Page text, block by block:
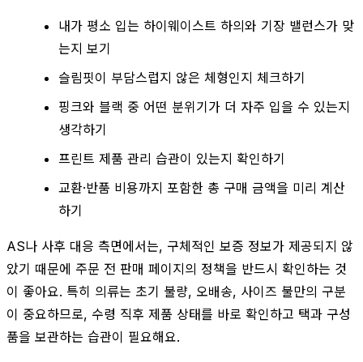
내가 평소 입는 하이웨이스트 하의와 기장 밸런스가 맞
는지 보기
슬림핏이 부담스럽지 않은 체형인지 체크하기
핑크와 블랙 중 어떤 분위기가 더 자주 입을 수 있는지
생각하기
프린트 제품 관리 습관이 있는지 확인하기
교환·반품 비용까지 포함한 총 구매 금액을 미리 계산
하기
AS나 사후 대응 측면에서는, 구체적인 보증 정보가 제공되지 않
았기 때문에 주문 전 판매 페이지의 정책을 반드시 확인하는 것
이 좋아요. 특히 의류는 초기 불량, 오배송, 사이즈 불만의 구분
이 중요하므로, 수령 직후 제품 상태를 바로 확인하고 택과 구성
품을 보관하는 습관이 필요해요.